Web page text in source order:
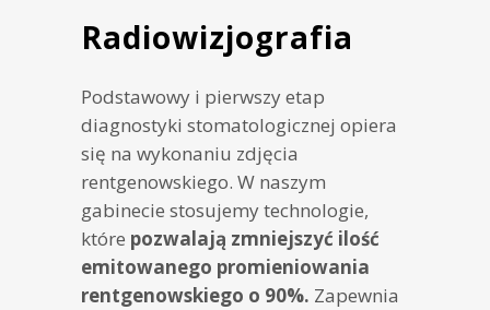
Radiowizjografia
Podstawowy i pierwszy etap
diagnostyki stomatologicznej opiera
się na wykonaniu zdjęcia
rentgenowskiego. W naszym
gabinecie stosujemy technologie,
które pozwalają zmniejszyć ilość
emitowanego promieniowania
rentgenowskiego o 90%. Zapewnia